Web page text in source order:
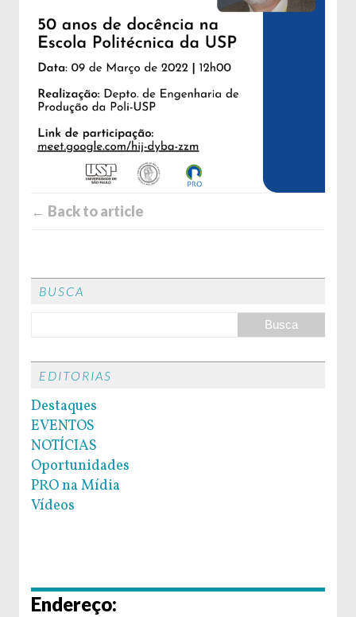
← Back to article
BUSCA
EDITORIAS
Destaques
EVENTOS
NOTÍCIAS
Oportunidades
PRO na Mídia
Vídeos
Endereço: